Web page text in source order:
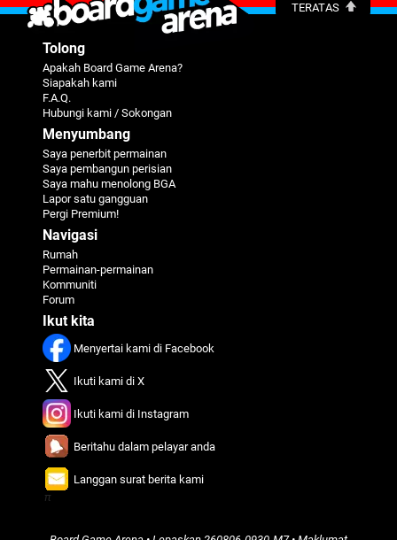
TERATAS
Tolong
Apakah Board Game Arena?
Siapakah kami
F.A.Q.
Hubungi kami / Sokongan
Menyumbang
Saya penerbit permainan
Saya pembangun perisian
Saya mahu menolong BGA
Lapor satu gangguan
Pergi Premium!
Navigasi
Rumah
Permainan-permainan
Kommuniti
Forum
Ikut kita
Menyertai kami di Facebook
Ikuti kami di X
Ikuti kami di Instagram
Beritahu dalam pelayar anda
Langgan surat berita kami
π